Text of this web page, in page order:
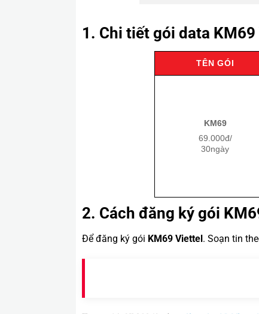
1. Chi tiết gói data
TÊN GÓI
KM69
69.000đ/
30ngày
2. Cách đăng ký gói
Để đăng ký gói KM69 Viettel. Soạn tin